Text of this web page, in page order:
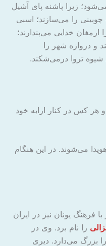
زیرا پاشنه پای آشیل
چوبینی را می‌سازند؛ اسبی
خدایی می‌پندارند؛
و دروازه شهر را
شیوه تروا درمی‌شکند.
کس در کنار ارابه خود
می‌شوند. در این هنگام
یونان نیز در ایران
را نام برد. وی در
بزرگ می‌دارد. دیری